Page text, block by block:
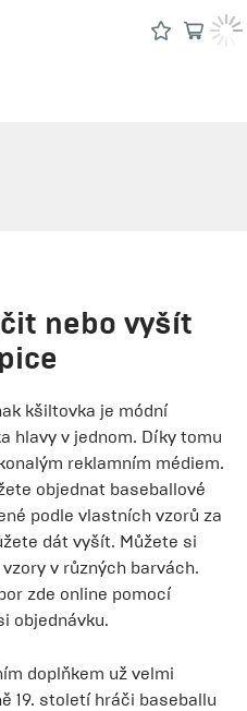
nebo vyšít
kšiltovka je módní
hlavy v jednom. Díky tomu
reklamním médiem.
objednat baseballové
podle vlastních vzorů za
dát vyšít. Můžete si
v různých barvách.
zde online pomocí
objednávku.
doplňkem už velmi
19. století hráči baseballu